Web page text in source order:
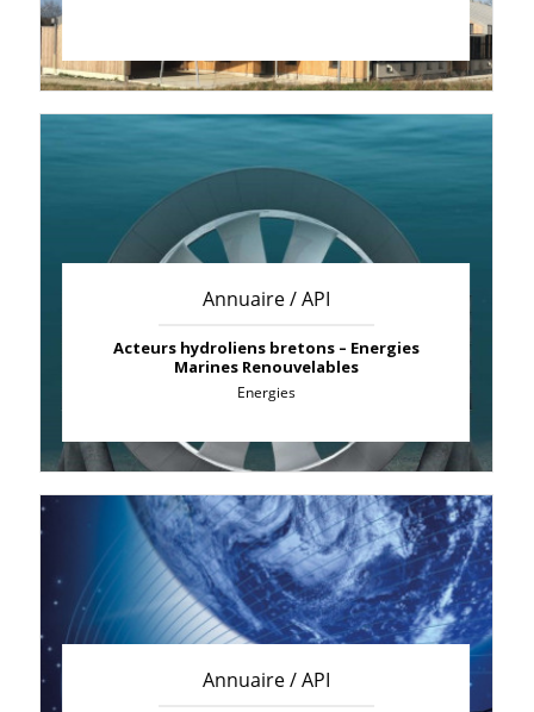
Annuaire / API
Acteurs hydroliens bretons – Energies
Marines Renouvelables
Energies
Annuaire / API